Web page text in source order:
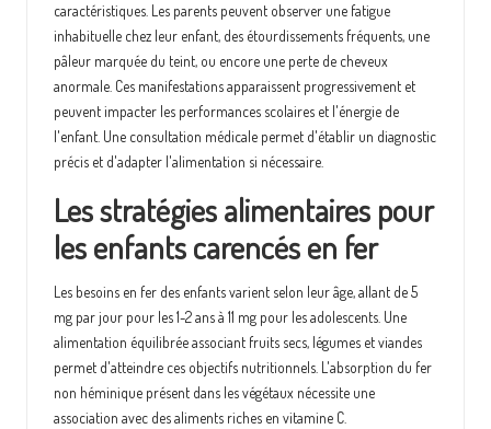
caractéristiques. Les parents peuvent observer une fatigue
inhabituelle chez leur enfant, des étourdissements fréquents, une
pâleur marquée du teint, ou encore une perte de cheveux
anormale. Ces manifestations apparaissent progressivement et
peuvent impacter les performances scolaires et l'énergie de
l'enfant. Une consultation médicale permet d'établir un diagnostic
précis et d'adapter l'alimentation si nécessaire.
Les stratégies alimentaires pour
les enfants carencés en fer
Les besoins en fer des enfants varient selon leur âge, allant de 5
mg par jour pour les 1-2 ans à 11 mg pour les adolescents. Une
alimentation équilibrée associant fruits secs, légumes et viandes
permet d'atteindre ces objectifs nutritionnels. L'absorption du fer
non héminique présent dans les végétaux nécessite une
association avec des aliments riches en vitamine C.